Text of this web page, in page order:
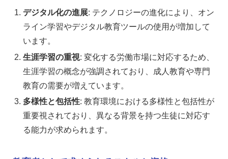
デジタル化の進展: テクノロジーの進化により、オン
ライン学習やデジタル教育ツールの使用が増加して
います。
生涯学習の重視: 変化する労働市場に対応するため、
生涯学習の概念が強調されており、成人教育や専門
教育の需要が増えています。
多様性と包括性: 教育環境における多様性と包括性が
重要視されており、異なる背景を持つ生徒に対応す
る能力が求められます。